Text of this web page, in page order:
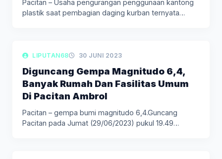
Pacitan – Usaha pengurangan penggunaan kantong
plastik saat pembagian daging kurban ternyata…
LIPUTAN BERITA
LIPUTAN68 30 JUNI 2023
Diguncang Gempa Magnitudo 6,4,
Banyak Rumah Dan Fasilitas Umum
Di Pacitan Ambrol
Pacitan – gempa bumi magnitudo 6,4.Guncang
Pacitan pada Jumat (29/06/2023) pukul 19.49…